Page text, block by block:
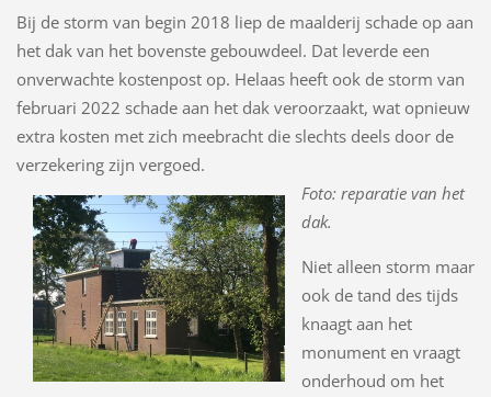
Bij de storm van begin 2018 liep de maalderij schade op aan
het dak van het bovenste gebouwdeel. Dat leverde een
onverwachte kostenpost op. Helaas heeft ook de storm van
februari 2022 schade aan het dak veroorzaakt, wat opnieuw
extra kosten met zich meebracht die slechts deels door de
verzekering zijn vergoed.
Foto: reparatie van het
dak.
Niet alleen storm maar
ook de tand des tijds
knaagt aan het
monument en vraagt
onderhoud om het